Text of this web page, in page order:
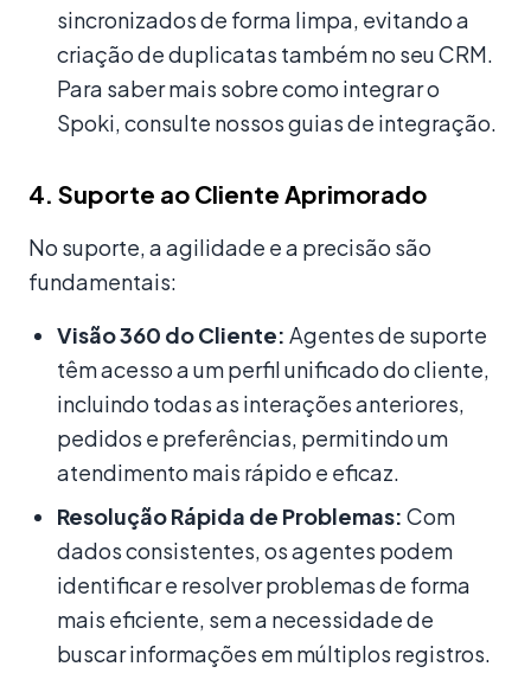
sincronizados de forma limpa, evitando a
criação de duplicatas também no seu CRM.
Para saber mais sobre como integrar o
Spoki, consulte nossos guias de integração.
4. Suporte ao Cliente Aprimorado
No suporte, a agilidade e a precisão são
fundamentais:
Visão 360 do Cliente: Agentes de suporte
têm acesso a um perfil unificado do cliente,
incluindo todas as interações anteriores,
pedidos e preferências, permitindo um
atendimento mais rápido e eficaz.
Resolução Rápida de Problemas: Com
dados consistentes, os agentes podem
identificar e resolver problemas de forma
mais eficiente, sem a necessidade de
buscar informações em múltiplos registros.